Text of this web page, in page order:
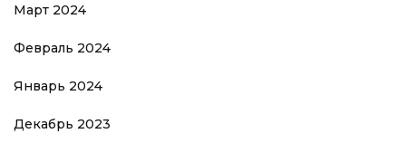
Март 2024
Февраль 2024
Январь 2024
Декабрь 2023